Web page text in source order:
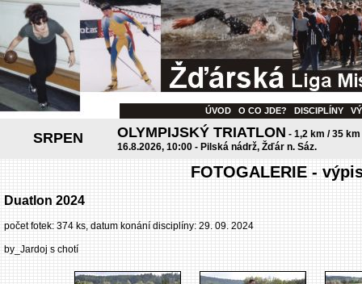
ÚVOD O CO JDE? DISCIPLÍNY
SRPEN OLYMPIJSKÝ TRIATLON - 1,2 km / 35
16.8.2026, 10:00 - Pilská nádrž, Žďár n. Sáz.
FOTOGALERIE -
Duatlon 2024
počet fotek: 374 ks, datum konání disciplíny: 29. 09. 2024
by_Jardoj s chotí